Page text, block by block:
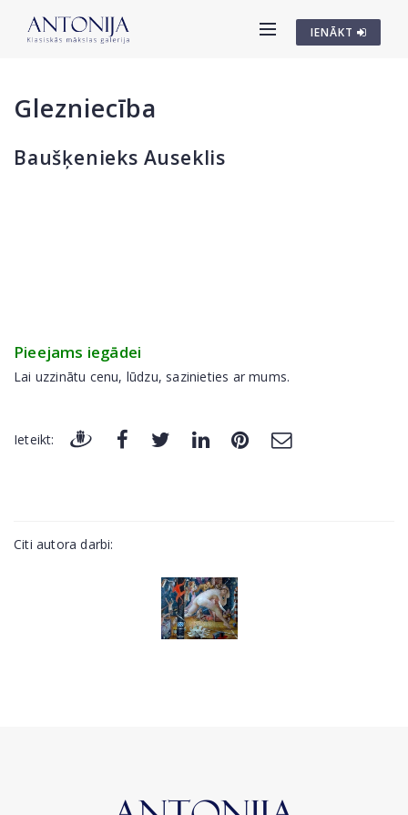
IENĀKT
Glezniecība
Baušķenieks Auseklis
Pieejams iegādei
Lai uzzinātu cenu, lūdzu, sazinieties ar mums.
Ieteikt:
Citi autora darbi: